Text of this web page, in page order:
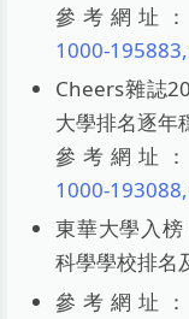
參考網址：
1000-
Cheers雜誌
大學排名逐年
參考網址：
1000-
東華大學入
科學學校排名
參考網址：